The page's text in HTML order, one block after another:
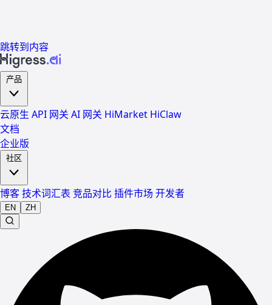
跳转到内容
云原生 API 网关 AI 网关 HiMarket HiClaw
文档
企业版
博客技术词汇表 竞品对比 插件市场 开发者
EN ZH